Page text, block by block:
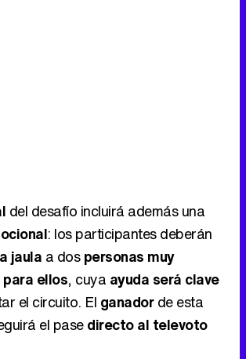
del desafío incluirá además una
: los participantes deberán
jaula a dospersonas muy
ellos, cuya ayuda será clave
el circuito. El ganadorde esta
el pasedirecto al televoto